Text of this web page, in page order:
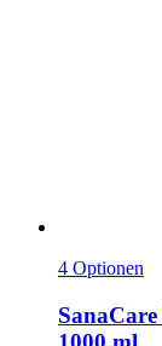
4 Optionen
SanaCare